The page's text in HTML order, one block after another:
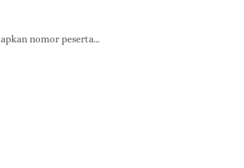
nomor peserta…